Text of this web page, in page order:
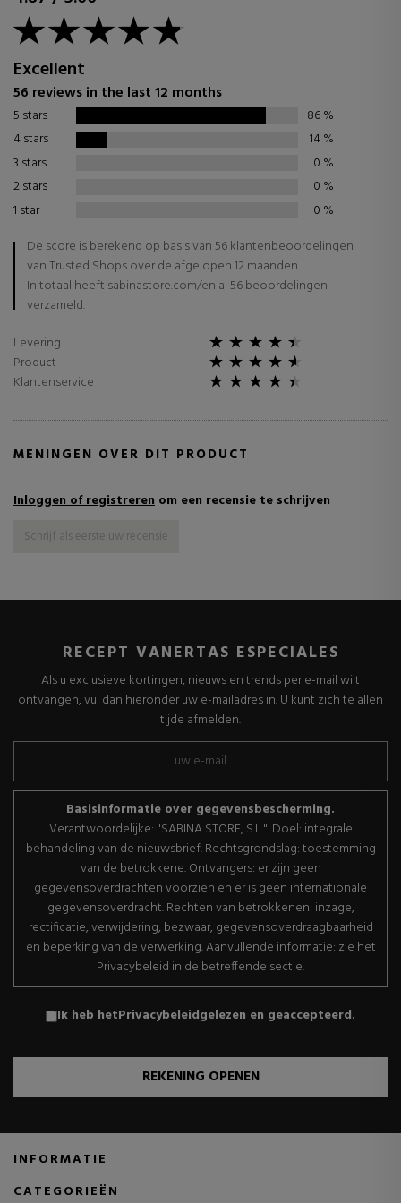
Excellent
56 reviews in the last 12 months
5 stars 86%
4 stars
14%
3 stars
0 %
2 stars
0 %
1 star
0 %
De score is berekend op basis van 56 klantenbeoordelingen
van Trusted Shops over de afgelopen 12 maanden.
In totaal heeft sabinastore.com/en al 56 beoordelingen
verzameld.
Levering
Product
Klantenservice
MENINGEN OVER DIT PRODUCT
Inloggen of registreren om een recensie te schrijven
Schrijf als eerste uw recensie
RECEPT VANERTAS ESPECIALES
Als u exclusieve kortingen, nieuws en trends per e-mail wilt
ontvangen, vul dan hieronder uw e-mailadres in. U kunt zich te allen
tijde afmelden.
Basisinformatie over gegevensbescherming.
Verantwoordelijke: "SABINA STORE, S.L.". Doel: integrale
behandeling van de nieuwsbrief. Rechtsgrondslag: toestemming
van de betrokkene. Ontvangers: er zijn geen
gegevensoverdrachten voorzien en er is geen internationale
gegevensoverdracht. Rechten van betrokkenen: inzage,
rectificatie, verwijdering, bezwaar, gegevensoverdraagbaarheid
en beperking van de verwerking. Aanvullende informatie: zie het
Privacybeleid in de betreffende sectie.
Ik heb hetPrivacybeleidgelezen en geaccepteerd.
REKENING OPENEN
INFORMATIE
CATEGORIEËN